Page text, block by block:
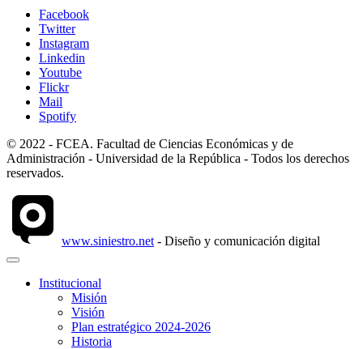
Facebook
Twitter
Instagram
Linkedin
Youtube
Flickr
Mail
Spotify
© 2022 - FCEA. Facultad de Ciencias Económicas y de
Administración - Universidad de la República - Todos los derechos
reservados.
www.siniestro.net - Diseño y comunicación digital
Institucional
Misión
Visión
Plan estratégico 2024-2026
Historia